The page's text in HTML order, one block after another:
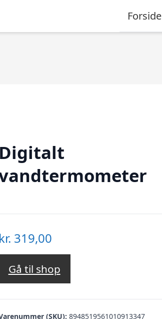
Forside
Digitalt
kr. 319,00
Gå til shop
(SKU): 8948519561010913347